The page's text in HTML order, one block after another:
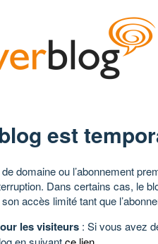
est
domaine ou l’abonnement
Dans certains cas, le
accès limité tant que
les visiteurs : Si vous avez